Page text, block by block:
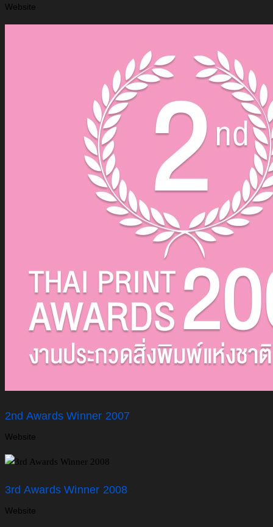
Website
2nd Awards Winner 2007
Website
3rd Awards Winner 2008
Website